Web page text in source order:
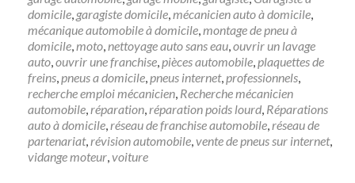
domicile, garagiste domicile,mécanicien auto à domicile,
mécanique automobile à domicile,montage de pneu à
domicile,moto,nettoyage auto sans eau,ouvrir un lavage
auto,ouvrir une franchise,pièces automobile,plaquettes de
freins,pneus a domicile,pneus internet,professionnels,
recherche emploi mécanicien, Recherche mécanicien
automobile,réparation,réparation poids lourd, Réparations
auto à domicile,réseau de franchise automobile,réseau de
partenariat,révision automobile,vente de pneus sur internet,
vidange moteur,voiture